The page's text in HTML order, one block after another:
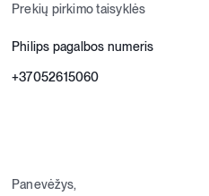
Prekių pirkimo taisyklės
Philips pagalbos numeris
+37052615060
Panevėžys,